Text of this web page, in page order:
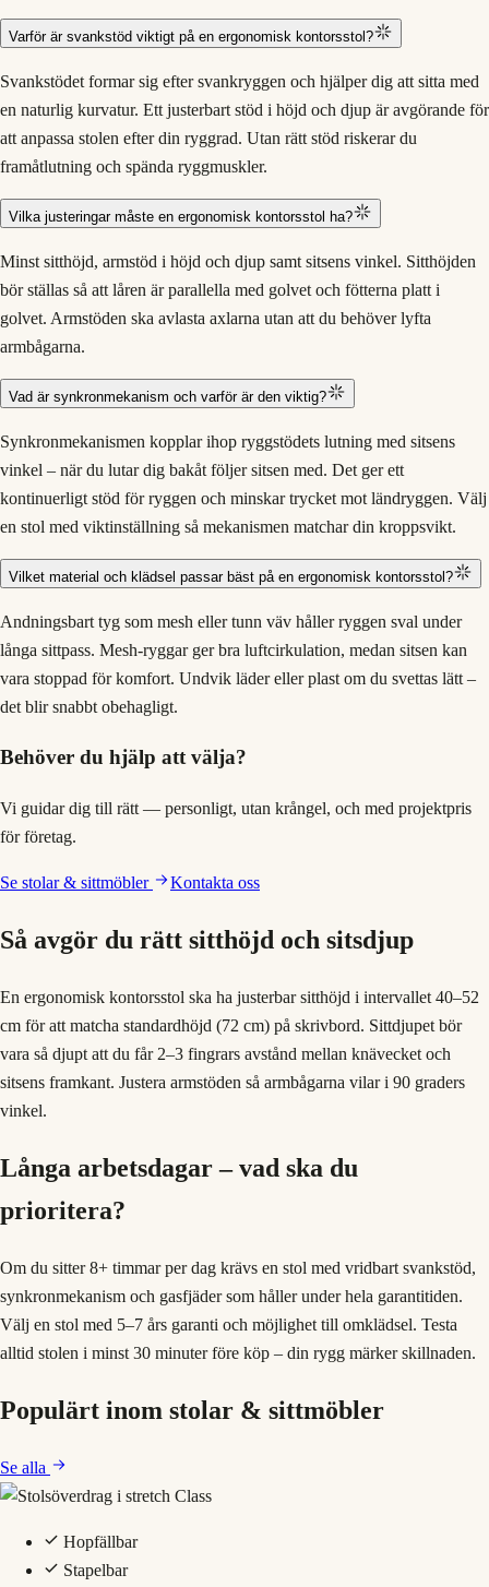
Varför är svankstöd viktigt på en ergonomisk kontorsstol?
Svankstödet formar sig efter svankryggen och hjälper dig att sitta med
en naturlig kurvatur. Ett justerbart stöd i höjd och djup är avgörande för
att anpassa stolen efter din ryggrad. Utan rätt stöd riskerar du
framåtlutning och spända ryggmuskler.
Vilka justeringar måste en ergonomisk kontorsstol ha?
Minst sitthöjd, armstöd i höjd och djup samt sitsens vinkel. Sitthöjden
bör ställas så att låren är parallella med golvet och fötterna platt i
golvet. Armstöden ska avlasta axlarna utan att du behöver lyfta
armbågarna.
Vad är synkronmekanism och varför är den viktig?
Synkronmekanismen kopplar ihop ryggstödets lutning med sitsens
vinkel – när du lutar dig bakåt följer sitsen med. Det ger ett
kontinuerligt stöd för ryggen och minskar trycket mot ländryggen. Välj
en stol med viktinställning så mekanismen matchar din kroppsvikt.
Vilket material och klädsel passar bäst på en ergonomisk kontorsstol?
Andningsbart tyg som mesh eller tunn väv håller ryggen sval under
långa sittpass. Mesh-ryggar ger bra luftcirkulation, medan sitsen kan
vara stoppad för komfort. Undvik läder eller plast om du svettas lätt –
det blir snabbt obehagligt.
Behöver du hjälp att välja?
Vi guidar dig till rätt — personligt, utan krångel, och med projektpris
för företag.
Se stolar & sittmöbler Kontakta oss
Så avgör du rätt sitthöjd och sitsdjup
En ergonomisk kontorsstol ska ha justerbar sitthöjd i intervallet 40–52
cm för att matcha standardhöjd (72 cm) på skrivbord. Sittdjupet bör
vara så djupt att du får 2–3 fingrars avstånd mellan knävecket och
sitsens framkant. Justera armstöden så armbågarna vilar i 90 graders
vinkel.
Långa arbetsdagar – vad ska du
prioritera?
Om du sitter 8+ timmar per dag krävs en stol med vridbart svankstöd,
synkronmekanism och gasfjäder som håller under hela garantitiden.
Välj en stol med 5–7 års garanti och möjlighet till omklädsel. Testa
alltid stolen i minst 30 minuter före köp – din rygg märker skillnaden.
Populärt inom stolar & sittmöbler
Se alla
Hopfällbar
Stapelbar